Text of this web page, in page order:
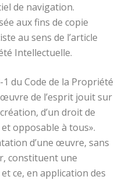
de navigation.
aux fins de copie
au sens de l’article
Intellectuelle.
du Code de la Propriété
œuvre de l’esprit jouit sur
d’un droit de
opposable à tous».
d’une œuvre, sans
constituent une
ce, en application des